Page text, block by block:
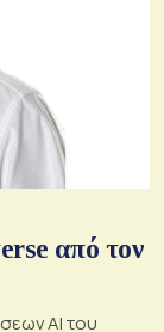
από τον
ΑΙ του